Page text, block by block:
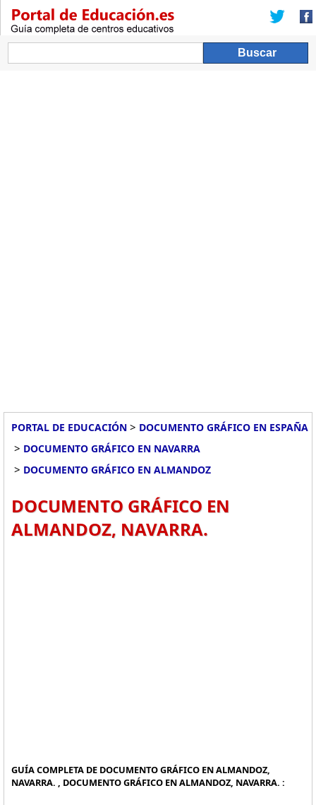
PORTAL DE EDUCACIÓN > DOCUMENTO GRÁFICO EN ESPAÑA
> DOCUMENTO GRÁFICO EN NAVARRA
> DOCUMENTO GRÁFICO EN ALMANDOZ
DOCUMENTO GRÁFICO EN
ALMANDOZ, NAVARRA.
GUÍA COMPLETA DE DOCUMENTO GRÁFICO EN ALMANDOZ,
NAVARRA. , DOCUMENTO GRÁFICO EN ALMANDOZ, NAVARRA. :